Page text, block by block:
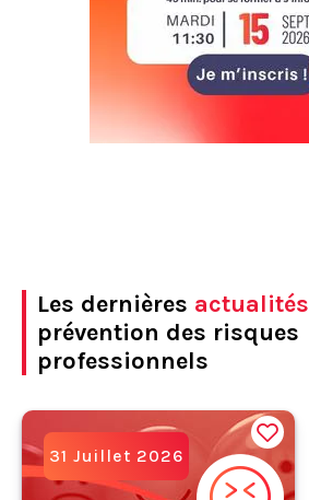
Les dernières actualités
prévention des risques
professionnels
31 Juillet 2026